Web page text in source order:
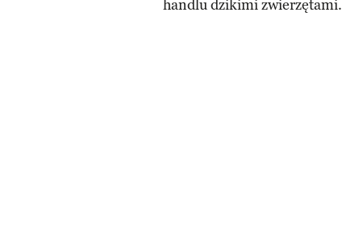
handlu dzikimi zwierzętami.